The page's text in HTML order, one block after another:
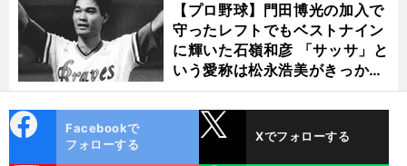
【プロ野球】門田博光の加入で
守ったレフトでもベストナイン
に輝いた石嶺和彦 「サッサ」と
いう愛称は松永浩美がきっか
け？
ok
Facebookで
フォローする
Xでフォローする